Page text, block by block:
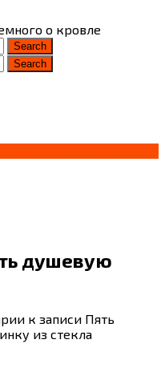
о кровле
душевую
к записи Пять
из стекла